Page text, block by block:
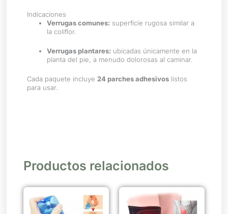
Indicaciones
Verrugas comunes: superficie rugosa similar a
la coliflor.
Verrugas plantares: ubicadas únicamente en la
planta del pie, a menudo dolorosas al caminar.
Cada paquete incluye 24 parches adhesivos listos
para usar.
Productos relacionados